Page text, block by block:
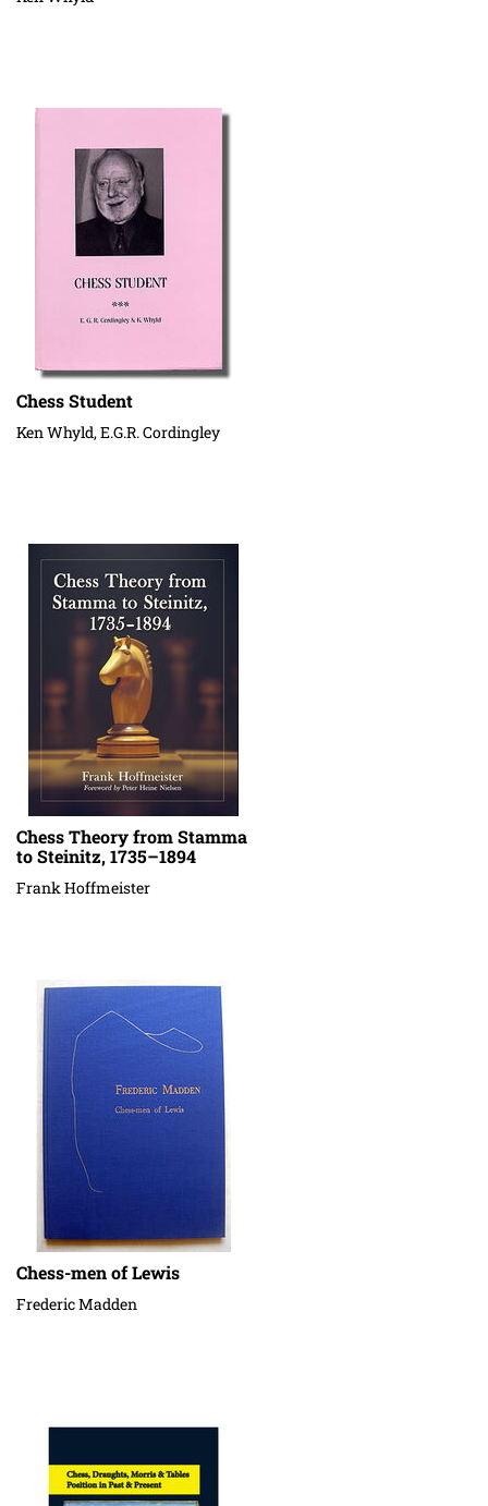
Chess Student
Ken Whyld, E.G.R. Cordingley
Chess Theory from Stamma
to Steinitz, 1735–1894
Frank Hoffmeister
Chess-men of Lewis
Frederic Madden